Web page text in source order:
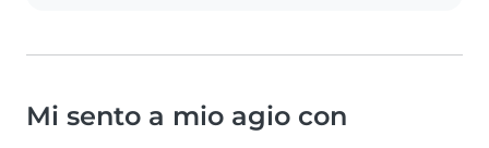
Mi sento a mio agio con